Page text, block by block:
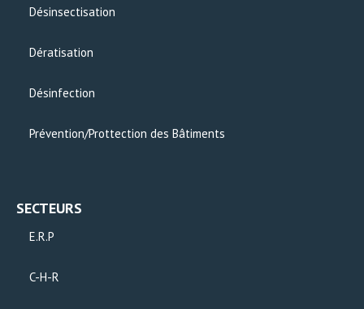
Désinsectisation
Dératisation
Désinfection
Prévention/Prottection des Bâtiments
SECTEURS
E.R.P
C-H-R